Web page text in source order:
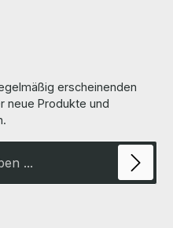
erscheinenden
neue Produkte und